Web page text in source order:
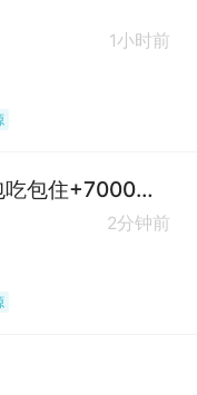
1小时前
江苏泰州蓝思电子厂:普工（包吃包住+7000起）
2分钟前